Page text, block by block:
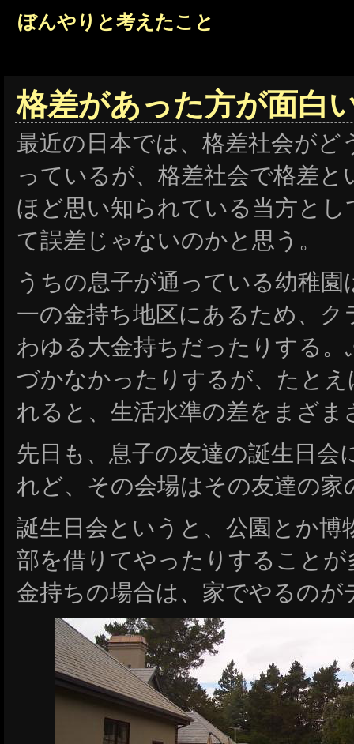
ぼんやりと考えたこと
格差があった方が面白
最近の日本では、格差社会がど
っているが、格差社会で格差
ほど思い知られている当方と
て誤差じゃないのかと思う。
うちの息子が通っている幼稚
一の金持ち地区にあるため、
わゆる大金持ちだったりする
づかなかったりするが、たと
れると、生活水準の差をまざ
先日も、息子の友達の誕生日会
れど、その会場はその友達の家
誕生日会というと、公園とか博
部を借りてやったりすること
金持ちの場合は、家でやるのが